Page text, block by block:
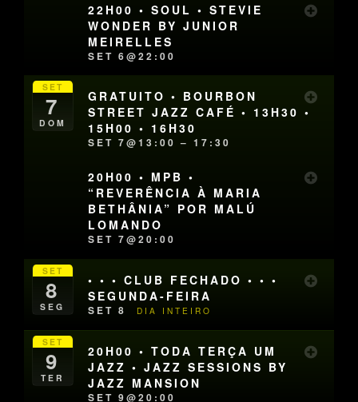
22H00 • SOUL • STEVIE
WONDER BY JUNIOR
MEIRELLES
SET 6@22:00
SET
7
DOM
GRATUITO • BOURBON
STREET JAZZ CAFÉ • 13H30 •
15H00 • 16H30
SET 7@13:00 – 17:30
20H00 • MPB •
“REVERÊNCIA À MARIA
BETHÂNIA” POR MALÚ
LOMANDO
SET 7@20:00
SET
8
SEG
• • • CLUB FECHADO • • •
SEGUNDA-FEIRA
SET 8 DIA INTEIRO
SET
9
TER
20H00 • TODA TERÇA UM
JAZZ • JAZZ SESSIONS BY
JAZZ MANSION
SET 9@20:00